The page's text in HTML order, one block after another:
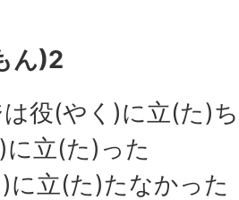
ん)2
役(やく)に立(た)
に立(た)った
に立(た)たなかった